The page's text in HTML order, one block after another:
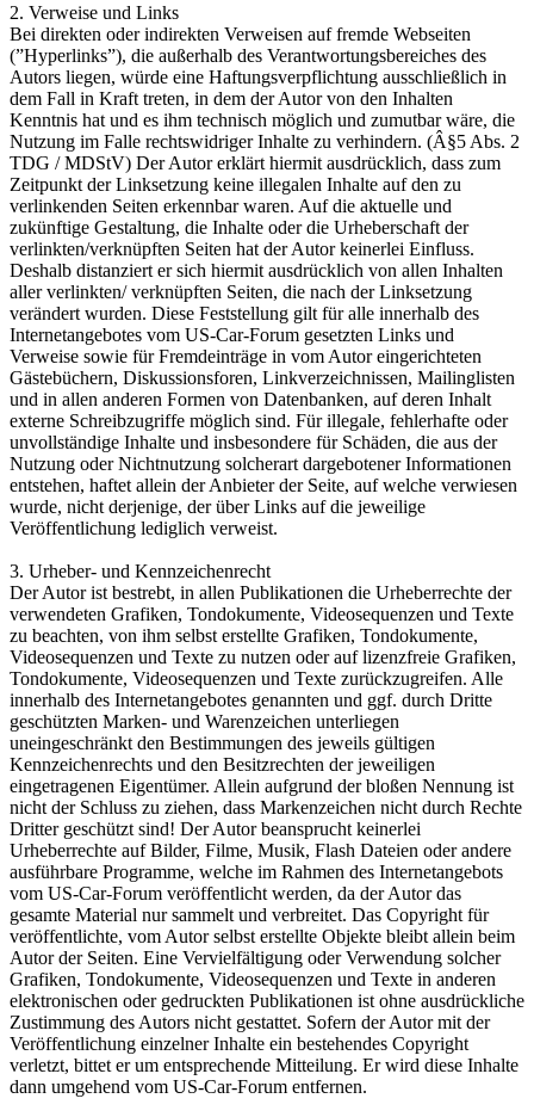
2. Verweise und Links
Bei direkten oder indirekten Verweisen auf fremde Webseiten
(”Hyperlinks”), die außerhalb des Verantwortungsbereiches des
Autors liegen, würde eine Haftungsverpflichtung ausschließlich in
dem Fall in Kraft treten, in dem der Autor von den Inhalten
Kenntnis hat und es ihm technisch möglich und zumutbar wäre, die
Nutzung im Falle rechtswidriger Inhalte zu verhindern. (Â§5 Abs. 2
TDG / MDStV) Der Autor erklärt hiermit ausdrücklich, dass zum
Zeitpunkt der Linksetzung keine illegalen Inhalte auf den zu
verlinkenden Seiten erkennbar waren. Auf die aktuelle und
zukünftige Gestaltung, die Inhalte oder die Urheberschaft der
verlinkten/verknüpften Seiten hat der Autor keinerlei Einfluss.
Deshalb distanziert er sich hiermit ausdrücklich von allen Inhalten
aller verlinkten/ verknüpften Seiten, die nach der Linksetzung
verändert wurden. Diese Feststellung gilt für alle innerhalb des
Internetangebotes vom US-Car-Forum gesetzten Links und
Verweise sowie für Fremdeinträge in vom Autor eingerichteten
Gästebüchern, Diskussionsforen, Linkverzeichnissen, Mailinglisten
und in allen anderen Formen von Datenbanken, auf deren Inhalt
externe Schreibzugriffe möglich sind. Für illegale, fehlerhafte oder
unvollständige Inhalte und insbesondere für Schäden, die aus der
Nutzung oder Nichtnutzung solcherart dargebotener Informationen
entstehen, haftet allein der Anbieter der Seite, auf welche verwiesen
wurde, nicht derjenige, der über Links auf die jeweilige
Veröffentlichung lediglich verweist.
3. Urheber- und Kennzeichenrecht
Der Autor ist bestrebt, in allen Publikationen die Urheberrechte der
verwendeten Grafiken, Tondokumente, Videosequenzen und Texte
zu beachten, von ihm selbst erstellte Grafiken, Tondokumente,
Videosequenzen und Texte zu nutzen oder auf lizenzfreie Grafiken,
Tondokumente, Videosequenzen und Texte zurückzugreifen. Alle
innerhalb des Internetangebotes genannten und ggf. durch Dritte
geschützten Marken- und Warenzeichen unterliegen
uneingeschränkt den Bestimmungen des jeweils gültigen
Kennzeichenrechts und den Besitzrechten der jeweiligen
eingetragenen Eigentümer. Allein aufgrund der bloßen Nennung ist
nicht der Schluss zu ziehen, dass Markenzeichen nicht durch Rechte
Dritter geschützt sind! Der Autor beansprucht keinerlei
Urheberrechte auf Bilder, Filme, Musik, Flash Dateien oder andere
ausführbare Programme, welche im Rahmen des Internetangebots
vom US-Car-Forum veröffentlicht werden, da der Autor das
gesamte Material nur sammelt und verbreitet. Das Copyright für
veröffentlichte, vom Autor selbst erstellte Objekte bleibt allein beim
Autor der Seiten. Eine Vervielfältigung oder Verwendung solcher
Grafiken, Tondokumente, Videosequenzen und Texte in anderen
elektronischen oder gedruckten Publikationen ist ohne ausdrückliche
Zustimmung des Autors nicht gestattet. Sofern der Autor mit der
Veröffentlichung einzelner Inhalte ein bestehendes Copyright
verletzt, bittet er um entsprechende Mitteilung. Er wird diese Inhalte
dann umgehend vom US-Car-Forum entfernen.